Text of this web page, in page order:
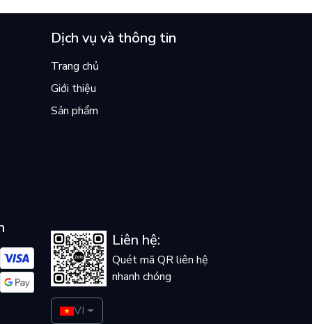
Dịch vụ và thông tin
Trang chủ
Giới thiệu
Sản phẩm
Liên hệ:
Quét mã QR liên hệ
nhanh chóng
VI